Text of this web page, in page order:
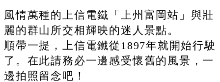
風情萬種的上信電鐵「上州富岡站」與壯
麗的群山所交相輝映的迷人景點。
順帶一提，上信電鐵從1897年就開始行駛
了。在此請務必一邊感受懷舊的風景，一
邊拍照留念吧！